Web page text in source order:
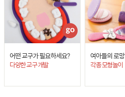
어떤 교구가 필요하세요?
다양한 교구 개발
여아들의 로망
각종 모형놀이